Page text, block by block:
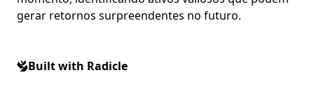
gerar retornos surpreendentes no futuro.
Built with Radicle